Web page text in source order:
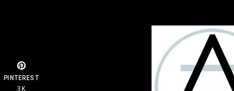
PINTEREST
3K